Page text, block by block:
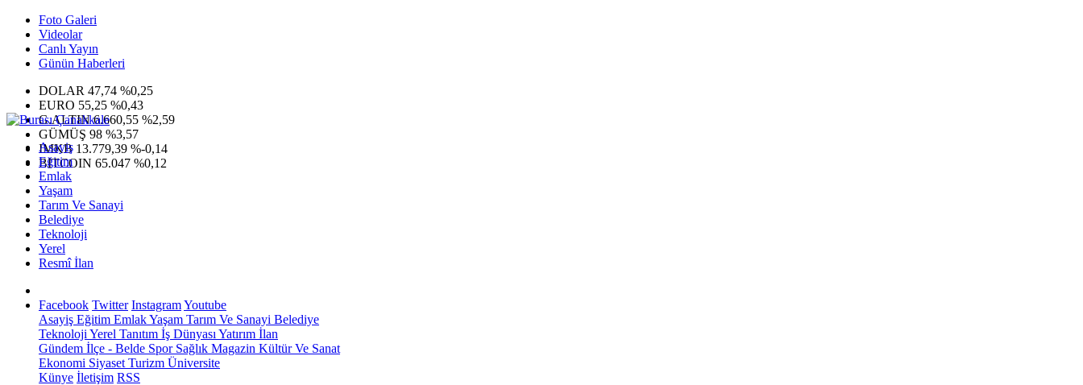
Foto Galeri
Videolar
Canlı Yayın
Günün Haberleri
DOLAR 47,74 %0,25
EURO 55,25 %0,43
G.ALTIN6.660,55 %2,59
GÜMÜŞ 98 %3,57
IMKB 13.779,39 %-0,14
BITCOIN 65.047 %0,12
Asayiş
Eğitim
Emlak
Yaşam
Tarım Ve Sanayi
Belediye
Teknoloji
Yerel
Resmî İlan
Facebook Twitter InstagramYoutube
Asayiş Eğitim EmlakYaşam Tarım Ve Sanayi Belediye
Teknoloji Yerel Tanıtım İş Dünyası Yatırım İlan
Gündem İlçe - Belde SporSağlık Magazin Kültür Ve Sanat
Ekonomi Siyaset Turizm Üniversite
Künye İletişim RSS